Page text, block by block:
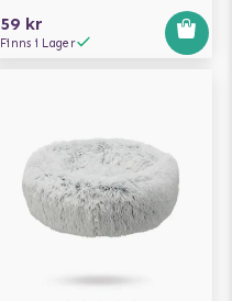
59 kr
Finns i Lager